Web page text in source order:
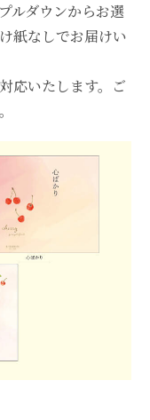
ルダウンからお選
紙なしでお届けい
応いたします。ご